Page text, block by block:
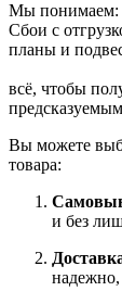
Мы понимаем:
Сбои с
планы и
всё, чтобы
Вы можете
товара:
и без